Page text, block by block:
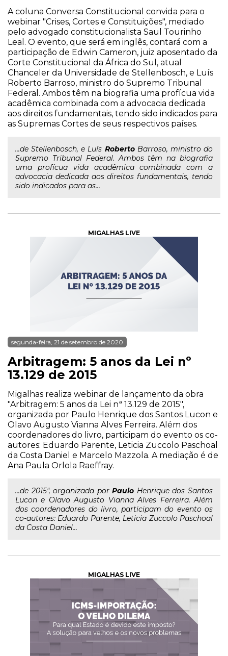
A coluna Conversa Constitucional convida para o
webinar "Crises, Cortes e Constituições", mediado
pelo advogado constitucionalista Saul Tourinho
Leal. O evento, que será em inglês, contará com a
participação de Edwin Cameron, juiz aposentado da
Corte Constitucional da África do Sul, atual
Chanceler da Universidade de Stellenbosch, e Luís
Roberto Barroso, ministro do Supremo Tribunal
Federal. Ambos têm na biografia uma profícua vida
acadêmica combinada com a advocacia dedicada
aos direitos fundamentais, tendo sido indicados para
as Supremas Cortes de seus respectivos países.
...de Stellenbosch, e Luís RobertoBarroso, ministro do
Supremo Tribunal Federal. Ambos têm na biografia
uma profícua vida acadêmica combinada com a
advocacia dedicada aos direitos fundamentais, tendo
sido indicados para as...
MIGALHAS LIVE
segunda-feira, 21 de setembro de 2020
Arbitragem: 5 anos da Lei nº
13.129 de 2015
Migalhas realiza webinar de lançamento da obra
"Arbitragem: 5 anos da Lei nª 13.129 de 2015",
organizada por Paulo Henrique dos Santos Lucon e
Olavo Augusto Vianna Alves Ferreira. Além dos
coordenadores do livro, participam do evento os co-
autores: Eduardo Parente, Leticia Zuccolo Paschoal
da Costa Daniel e Marcelo Mazzola. A mediação é de
Ana Paula Orlola Raeffray.
...de 2015", organizada porPaulo Henrique dos Santos
Lucon e Olavo Augusto Vianna Alves Ferreira. Além
dos coordenadores do livro, participam do evento os
co-autores: Eduardo Parente, Leticia Zuccolo Paschoal
da Costa Daniel...
MIGALHAS LIVE